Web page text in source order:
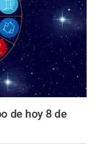
de hoy 8 de